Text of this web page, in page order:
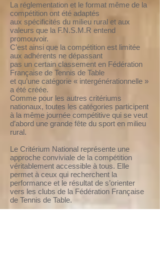
La réglementation et le format même de la
compétition ont été adaptés
aux spécificités du milieu rural et aux
valeurs que la F.N.S.M.R entend
promouvoir.
C’est ainsi que la compétition est limitée
aux adhérents ne dépassant
pas un certain classement en Fédération
Française de Tennis de Table
et qu’une catégorie « intergénérationnelle »
a été créée.
Comme pour les autres critériums
nationaux, toutes les catégories participent
à la même journée compétitive qui se veut
d’abord une grande fête du sport en milieu
rural.
Le Critérium National représente une
approche conviviale de la compétition
véritablement accessible à tous. Elle
permet à ceux qui recherchent la
performance et le résultat de s’orienter
vers les clubs de la Fédération Française
de Tennis de Table.